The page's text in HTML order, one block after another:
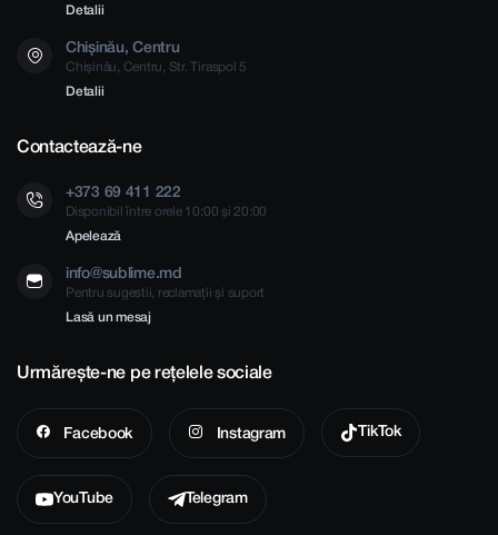
Detalii
Chișinău, Centru
Chișinău, Centru, Str. Tiraspol 5
Detalii
Contactează-ne
+373 69 411 222
Disponibil între orele 10:00 și 20:00
Apelează
info@sublime.md
Pentru sugestii, reclamații și suport
Lasă un mesaj
Urmărește-ne pe rețelele sociale
Facebook Instagram TikTok
YouTube Telegram